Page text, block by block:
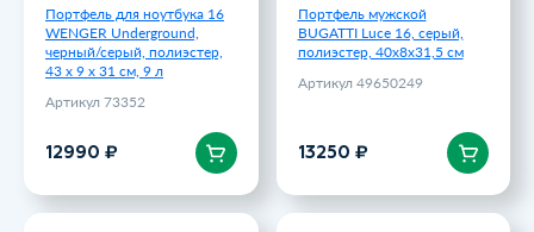
Портфель для ноутбука 16
WENGER Underground,
черный/серый, полиэстер,
43 x 9 x 31 см, 9 л
Артикул 73352
12990 ₽В корзину
Портфель мужской
BUGATTI Luce 16, серый,
полиэстер, 40х8х31,5 см
Артикул 49650249
13250 ₽В корзину